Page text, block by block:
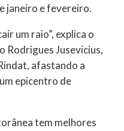
janeiro e fevereiro.
um raio”, explica o
Jusevicius,
afastando a
epicentro de
tem melhores